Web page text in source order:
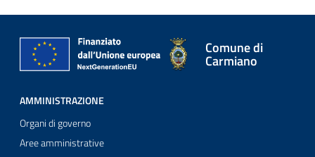
Comune di
Carmiano
AMMINISTRAZIONE
Organi di governo
Aree amministrative